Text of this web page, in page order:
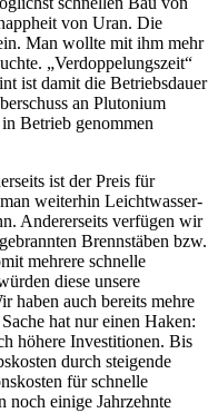
von Uran. Die
Man wollte mit ihm mehr
„Verdoppelungszeit“
ist damit die Betriebsdauer
an Plutonium
Betrieb genommen
ist der Preis für
weiterhin Leichtwasser-
Andererseits verfügen wir
Brennstäben bzw.
mehrere schnelle
diese unsere
haben auch bereits mehre
hat nur einen Haken:
höhere Investitionen. Bis
durch steigende
für schnelle
noch einige Jahrzehnte